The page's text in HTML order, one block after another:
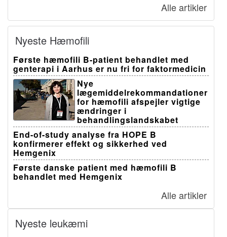
Alle artikler
Nyeste Hæmofili
Første hæmofili B-patient behandlet med
genterapi i Aarhus er nu fri for faktormedicin
Nye
lægemiddelrekommandationer
for hæmofili afspejler vigtige
ændringer i
behandlingslandskabet
End-of-study analyse fra HOPE B
konfirmerer effekt og sikkerhed ved
Hemgenix
Første danske patient med hæmofili B
behandlet med Hemgenix
Alle artikler
Nyeste leukæmi